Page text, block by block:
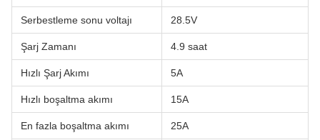
Serbestleme sonu voltajı 28.5V
Şarj Zamanı 4.9 saat
Hızlı Şarj Akımı 5A
Hızlı boşaltma akımı 15A
En fazla boşaltma akımı 25A